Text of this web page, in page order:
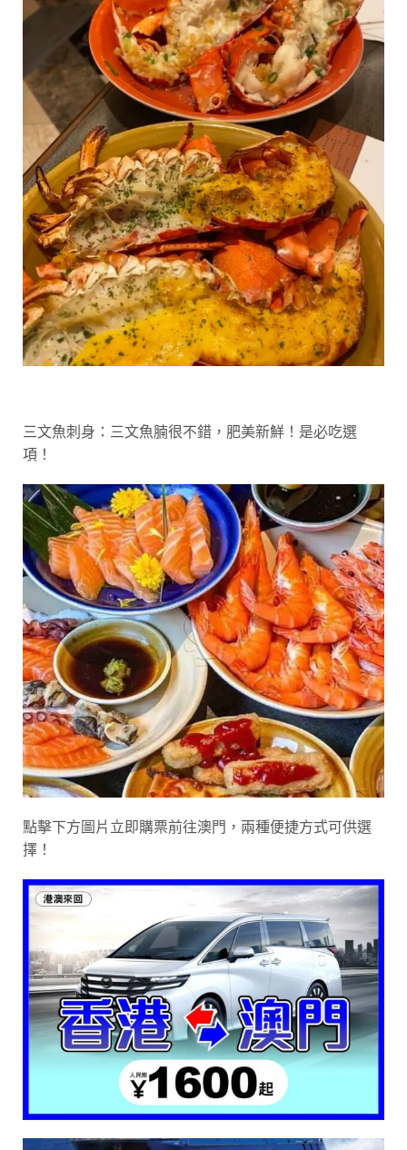
三文魚刺身：三文魚腩很不錯，肥美新鮮！是必吃選
項！
點擊下方圖片立即購票前往澳門，兩種便捷方式可供選
擇！